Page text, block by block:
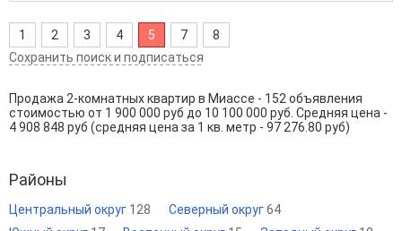
1 2 3 4 5 7
8
Сохранить поиск и подписаться
Продажа 2-комнатных квартир в Миассе - 152 объявления
стоимостью от 1 900 000 руб до 10 100 000 руб. Средняя цена -
4 908 848 руб (средняя цена за 1 кв. метр - 97 276.80 руб)
Районы
Центральный округ 128 Северный округ64